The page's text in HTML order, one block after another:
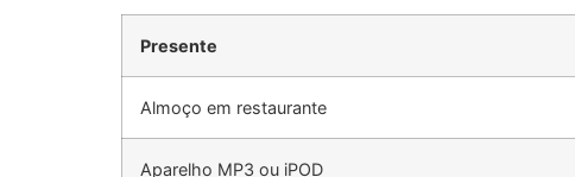
Presente
Almoço em restaurante
Aparelho MP3 ou iPOD